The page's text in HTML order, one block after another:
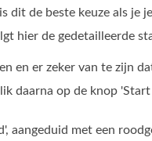
dit de beste keuze als
hier de gedetailleerde
en er zeker van te zijn
daarna op de knop
aangeduid met een